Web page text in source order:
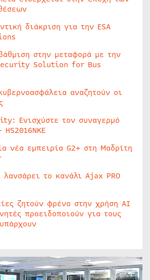
διάκριση για την ESA
στην μεταφορά με την
Solution for Bus
αναζητούν οι
Ενισχύστε τον συναγερμό
νέα εμπειρία G2+ στη Μαδρίτη
το κανάλι Ajax PRO
ζητούν φρένο στην χρήση AI
προειδοποιούν για τους